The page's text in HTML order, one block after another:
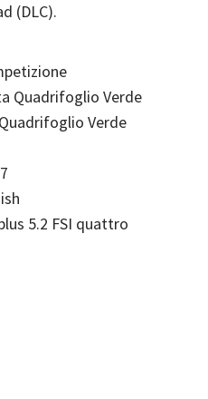
(DLC).
Quadrifoglio Verde
Verde
5.2 FSI quattro